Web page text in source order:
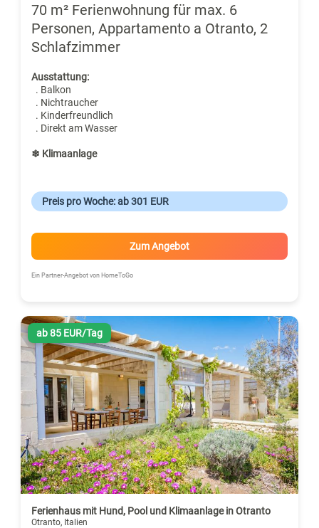
70 m² Ferienwohnung für max. 6
Personen, Appartamento a Otranto, 2
Schlafzimmer
Ausstattung:
. Balkon
. Nichtraucher
. Kinderfreundlich
. Direkt am Wasser
❄ Klimaanlage
Preis pro Woche: ab 301 EUR
Zum Angebot
Ein Partner-Angebot von HomeToGo
ab 85 EUR/Tag
Ferienhaus mit Hund, Pool und Klimaanlage in Otranto
Otranto, Italien